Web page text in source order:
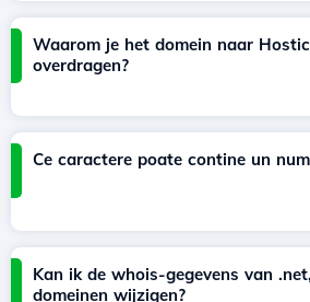
Waarom je het domein naar
overdragen?
Ce caractere poate contine un
Kan ik de whois-gegevens van
domeinen wijzigen?